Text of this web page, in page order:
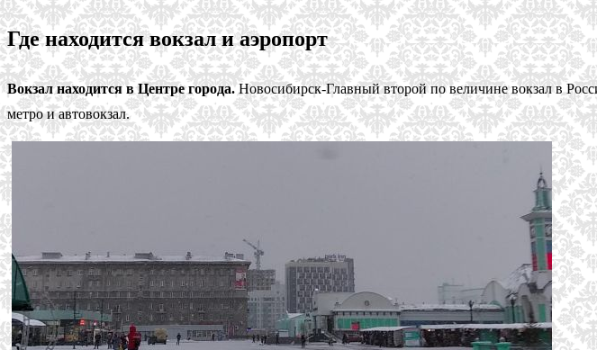
Где находится вокзал и аэропорт
Вокзал находится в Центре города.Новосибирск-Главный второй по величине вокзал в
метро и автовокзал.